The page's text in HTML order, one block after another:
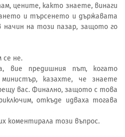
цените, както знаете, винаги
и търсенето и държавата
начин на този пазар, защото го
се не.
вие предишния път, когато
казахте, че знаете
вас. Финално, защото с това
откъде идваха тогава
коментирала този въпрос.